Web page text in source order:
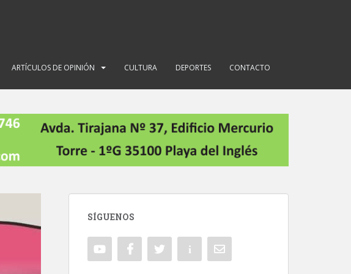
ARTÍCULOS DE OPINIÓN CULTURA DEPORTES CONTACTO
SÍGUENOS